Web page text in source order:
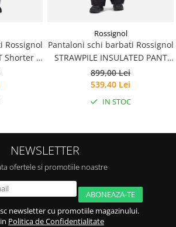
Rossignol
Shorter -
Rossignol
Pantaloni schi barbati Rossignol
STRAWPILE INSULATED PANT
Black
899,00 Lei
539,40 Lei
IN STOC
NEWSLETTER
ofertele si promotiile noastre
newsletter cu promotiile magazinului.
Politica de Confidentialitate